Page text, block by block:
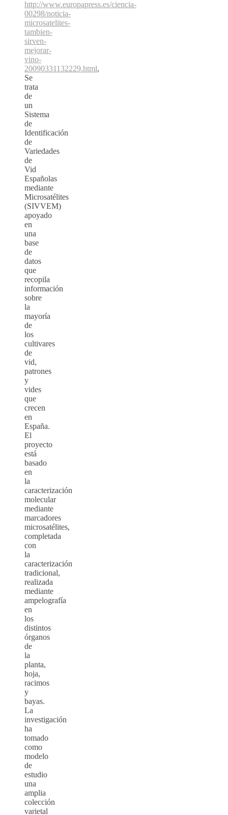
http://www.europapress.es/ciencia-
00298/noticia-
microsatelites-
tambien-
sirven-
mejorar-
vino-
20090331132229.html,
Se
trata
de
un
Sistema
de
Identificación
de
Variedades
de
Vid
Españolas
mediante
Microsatélites
(SIVVEM)
apoyado
en
una
base
de
datos
que
recopila
información
sobre
la
mayoría
de
los
cultivares
de
vid,
patrones
y
vides
que
crecen
en
España.
El
proyecto
está
basado
en
la
caracterización
molecular
mediante
marcadores
microsatélites,
completada
con
la
caracterización
tradicional,
realizada
mediante
ampelografía
en
los
distintos
órganos
de
la
planta,
hoja,
racimos
y
bayas.
La
investigación
ha
tomado
como
modelo
de
estudio
una
amplia
colección
varietal